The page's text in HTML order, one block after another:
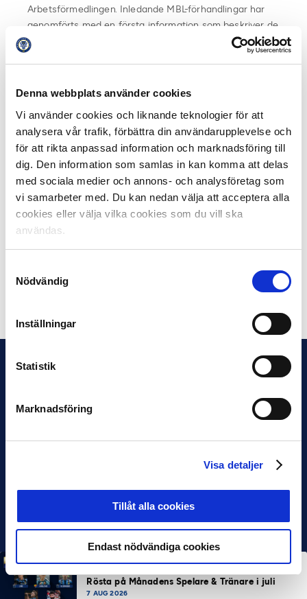
Denna webbplats använder cookies
Vi använder cookies och liknande teknologier för att
analysera vår trafik, förbättra din användarupplevelse och
för att rikta anpassad information och marknadsföring till
dig. Den information som samlas in kan komma att delas
med sociala medier och annons- och analysföretag som
vi samarbeter med. Du kan nedan välja att acceptera alla
cookies eller välja vilka cookies som du vill ska
användas.
Nödvändig
Inställningar
Statistik
Marknadsföring
Visa detaljer
Tillåt alla cookies
Endast nödvändiga cookies
Arbetsförmedlingen. Inledande MBL-förhandlingar har
genomförts med en första information som beskriver de
planerade förändringarna och de risker för arbetsbrist
om åtta tjänster som man identifierat. Även föreningens
för arbetsbrist som en konsekvens av det sparbeting vi
har inför 2026. Den planerade
organisationsförändringen är en del av vårt arbete för
att anpassa verksamheten till förändrade
förutsättningar, säger Lena Engström, tf GS på Svensk
Elitfotboll.
Med hänsyn till inblandade parter och de fortsatta
Rösta på Månadens Spelare & Tränare i juli
7 AUG 2026